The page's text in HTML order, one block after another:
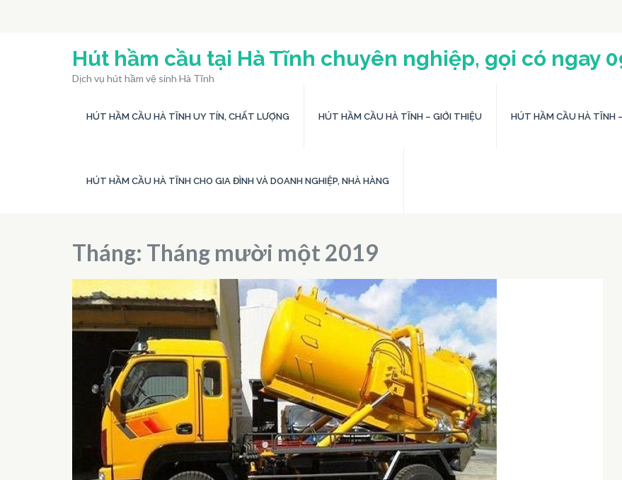
Hút hầm cầu tại Hà Tĩnh chuyên nghiệp, gọi có ngay
Dịch vụ hút hầm vệ sinh Hà Tĩnh
HÚT HẦM CẦU HÀ TĨNH UY TÍN, CHẤT LƯỢNG HÚT HẦM CẦU HÀ TĨNH – GIỚI THIỆU HÚT HẦM CẦU HÀ TĨNH
HÚT HẦM CẦU HÀ TĨNH CHO GIA ĐÌNH VÀ DOANH NGHIỆP, NHÀ HÀNG
Tháng: Tháng mười một 2019